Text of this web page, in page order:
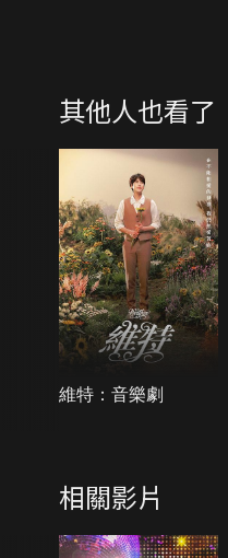
其他人也看了
維特：音樂劇
相關影片